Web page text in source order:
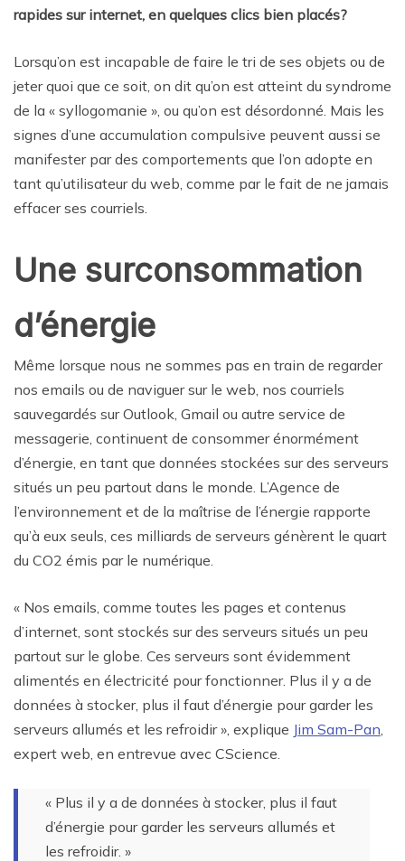
rapides sur internet, en quelques clics bien placés?
Lorsqu’on est incapable de faire le tri de ses objets ou de
jeter quoi que ce soit, on dit qu’on est atteint du syndrome
de la « syllogomanie », ou qu’on est désordonné. Mais les
signes d’une accumulation compulsive peuvent aussi se
manifester par des comportements que l’on adopte en
tant qu’utilisateur du web, comme par le fait de ne jamais
effacer ses courriels.
Une surconsommation
d’énergie
Même lorsque nous ne sommes pas en train de regarder
nos emails ou de naviguer sur le web, nos courriels
sauvegardés sur Outlook, Gmail ou autre service de
messagerie, continuent de consommer énormément
d’énergie, en tant que données stockées sur des serveurs
situés un peu partout dans le monde. L’Agence de
l’environnement et de la maîtrise de l’énergie rapporte
qu’à eux seuls, ces milliards de serveurs génèrent le quart
du CO2 émis par le numérique.
« Nos emails, comme toutes les pages et contenus
d’internet, sont stockés sur des serveurs situés un peu
partout sur le globe. Ces serveurs sont évidemment
alimentés en électricité pour fonctionner. Plus il y a de
données à stocker, plus il faut d’énergie pour garder les
serveurs allumés et les refroidir », explique Jim Sam-Pan
expert web, en entrevue avec CScience.
« Plus il y a de données à stocker, plus il faut
d’énergie pour garder les serveurs allumés et
les refroidir. »